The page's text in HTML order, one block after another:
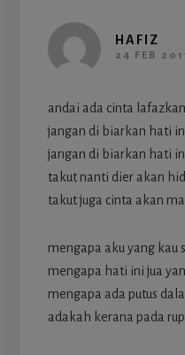
HAFIZ
24 FEB
andai ada cinta
jangan di biarkan hati
jangan di biarkan hati
takut nanti dier akan
takut juga cinta akan
mengapa aku yang kau
mengapa hati ini jua
mengapa ada putus
adakah kerana pada